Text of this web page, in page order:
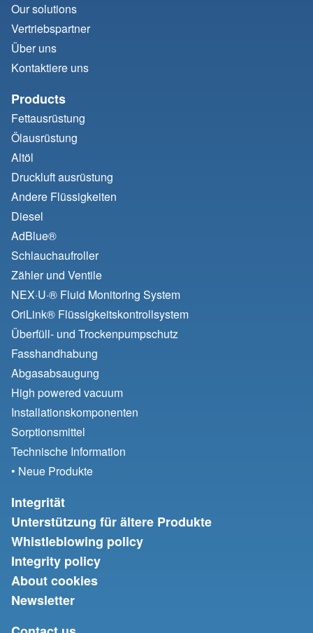
Our solutions
Vertriebspartner
Über uns
Kontaktiere uns
Products
Fettausrüstung
Ölausrüstung
Altöl
Druckluft ausrüstung
Andere Flüssigkeiten
Diesel
AdBlue®
Schlauchaufroller
Zähler und Ventile
NEX·U·® Fluid Monitoring System
OriLink® Flüssigkeitskontrollsystem
Überfüll- und Trockenpumpschutz
Fasshandhabung
Abgasabsaugung
High powered vacuum
Installationskomponenten
Sorptionsmittel
Technische Information
• Neue Produkte
Integrität
Unterstützung für ältere Produkte
Whistleblowing policy
Integrity policy
About cookies
Newsletter